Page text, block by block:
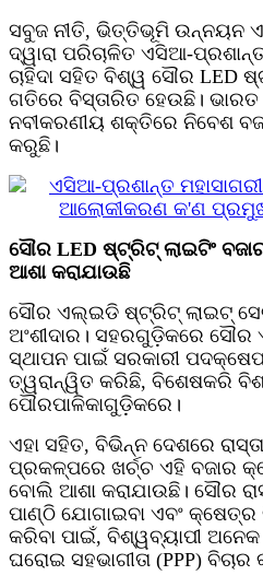
ସବୁଜ ନୀତି, ଭିତ୍ତିଭୂମି ଉନ୍ନୟନ
ଦ୍ୱାରା ପରିଚାଳିତ ଏସିଆ-
ଚାହିଦା ସହିତ ବିଶ୍ୱ ସୌର LED
ଗତିରେ ବିସ୍ତାରିତ ହେଉଛି। ଭାରତ
ନବୀକରଣୀୟ ଶକ୍ତିରେ ନିବେଶ
କରୁଛି।
ସୌର LED ଷ୍ଟ୍ରିଟ୍ ଲାଇଟିଂ
ଆଶା କରାଯାଉଛି
ସୌର ଏଲ୍ଇଡି ଷ୍ଟ୍ରିଟ୍ ଲାଇଟ୍
ଅଂଶୀଦାର। ସହରଗୁଡ଼ିକରେ
ସ୍ଥାପନ ପାଇଁ ସରକାରୀ
ତ୍ୱରାନ୍ୱିତ କରିଛି, ବିଶେଷକରି
ପୌରପାଳିକାଗୁଡ଼ିକରେ।
ଏହା ସହିତ, ବିଭିନ୍ନ ଦେଶରେ
ପ୍ରକଳ୍ପରେ ଖର୍ଚ୍ଚ ଏହି ବଜାର
ବୋଲି ଆଶା କରାଯାଉଛି। ସୌର
ପାଣ୍ଠି ଯୋଗାଇବା ଏବଂ କ୍ଷେତ୍ର
କରିବା ପାଇଁ, ବିଶ୍ୱବ୍ୟାପୀ ଅନେକ
ଘରୋଇ ସହଭାଗୀତା (PPP)